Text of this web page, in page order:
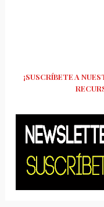
¡SUSCRÍBETE A